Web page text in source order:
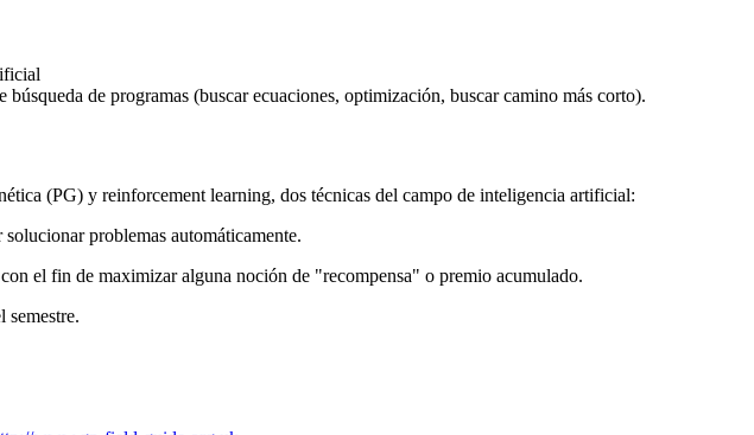
de programas (buscar ecuaciones, optimización, buscar camino más corto).
(PG) y reinforcement learning, dos técnicas del campo de inteligencia artificial:
problemas automáticamente.
el fin de maximizar alguna noción de "recompensa" o premio acumulado.
semestre.